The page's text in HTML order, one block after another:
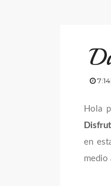
Hola
en
medio